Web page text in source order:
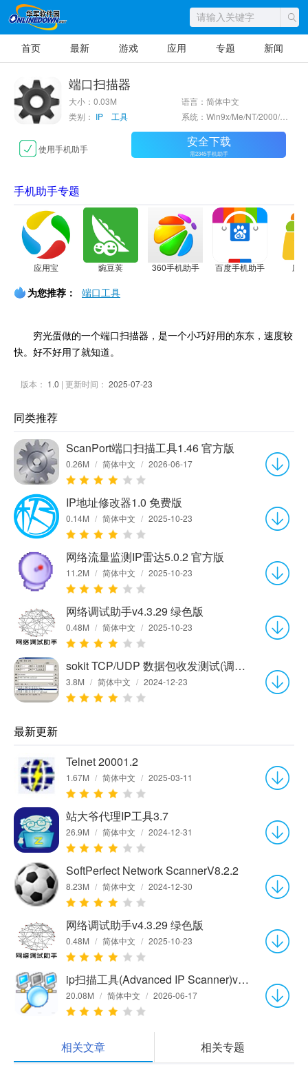
首页 最新 游戏 应用 专题 新闻
端口扫描器
大小：0.03M
语言：简体中文
类别： IP 工具 系统：Win9x/Me/NT/2000/XP/2003
使用手机助手 安全下载
需2345手机助手
手机助手专题
应用宝 豌豆荚 360手机助手 百度手机助手 应
为您推荐： 端口工具
穷光蛋做的一个端口扫描器，是一个小巧好用的东东，速度较
快。好不好用了就知道。
版本： 1.0 | 更新时间： 2025-07-23
同类推荐
ScanPort端口扫描工具1.46 官方版
0.26M / 简体中文 / 2026-06-17
IP地址修改器1.0 免费版
0.14M / 简体中文 / 2025-10-23
网络流量监测IP雷达5.0.2 官方版
11.2M / 简体中文 / 2025-10-23
网络调试助手v4.3.29 绿色版
0.48M / 简体中文 / 2025-10-23
sokit TCP/UDP 数据包收发测试(调试)工具(Win32)1.3
3.8M / 简体中文 / 2024-12-23
最新更新
Telnet 20001.2
1.67M / 简体中文 / 2025-03-11
站大爷代理IP工具3.7
26.9M / 简体中文 / 2024-12-31
SoftPerfect Network ScannerV8.2.2
8.23M / 简体中文 / 2024-12-30
网络调试助手v4.3.29 绿色版
0.48M / 简体中文 / 2025-10-23
ip扫描工具(Advanced IP Scanner)v2.5.4594.1
20.08M / 简体中文 / 2026-06-17
相关文章 相关专题